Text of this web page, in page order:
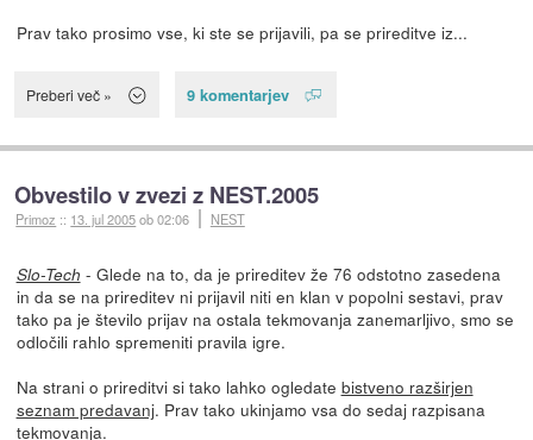
Prav tako prosimo vse, ki ste se prijavili, pa se prireditve iz...
Preberi več » 9 komentarjev
Obvestilo v zvezi z NEST.2005
Primoz :: 13. jul 2005ob 02:06 NEST
Slo-Tech - Glede na to, da je prireditev že 76 odstotno zasedena
in da se na prireditev ni prijavil niti en klan v popolni sestavi, prav
tako pa je število prijav na ostala tekmovanja zanemarljivo, smo se
odločili rahlo spremeniti pravila igre.
Na strani o prireditvi si tako lahko ogledate bistveno razširjen
seznam predavanj. Prav tako ukinjamo vsa do sedaj razpisana
tekmovanja.